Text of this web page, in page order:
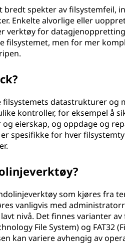
bredt spekter av filsystemfeil,
Enkelte alvorlige eller
verktøy for
filsystemet, men for mer
filsystemets datastrukturer og
kontroller, for eksempel å
eierskap, og oppdage og
spesifikke for hver
som kjøres fra
vanligvis med
nivå. Det finnes varianter
File System) og FAT32
kan variere avhengig av